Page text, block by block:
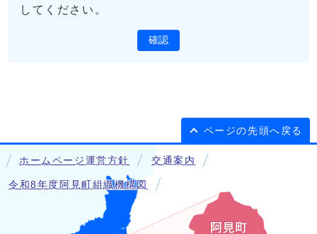
してください。
確認
ページの先頭へ戻る
ホームページ運営方針 交通案内
令和8年度阿見町組織機構図